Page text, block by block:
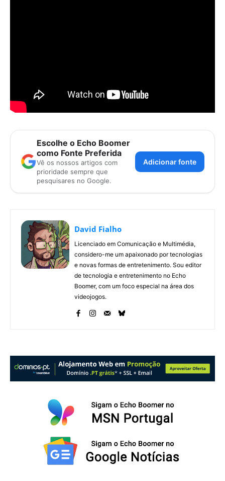
Escolhe o Echo Boomer
como Fonte Preferida
Vê os nossos artigos com
prioridade sempre que
pesquisares no Google.
Adicionar fonte
David Fialho
Licenciado em Comunicação e Multimédia,
considero-me um apaixonado por tecnologias
e novas formas de entretenimento. Sou editor
de tecnologia e entretenimento no Echo
Boomer, com um foco especial na área dos
videojogos.